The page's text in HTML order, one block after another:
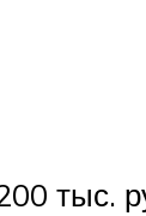
тыс.